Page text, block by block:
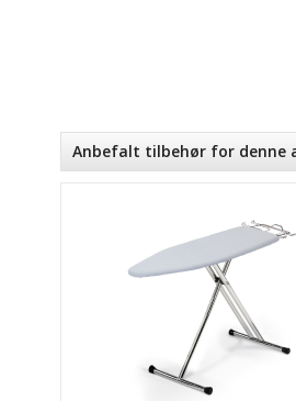
Anbefalt tilbehør for denne